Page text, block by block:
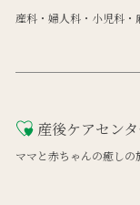
産科・婦人科・小児科・
産後ケアセン
ママと赤ちゃんの癒しの